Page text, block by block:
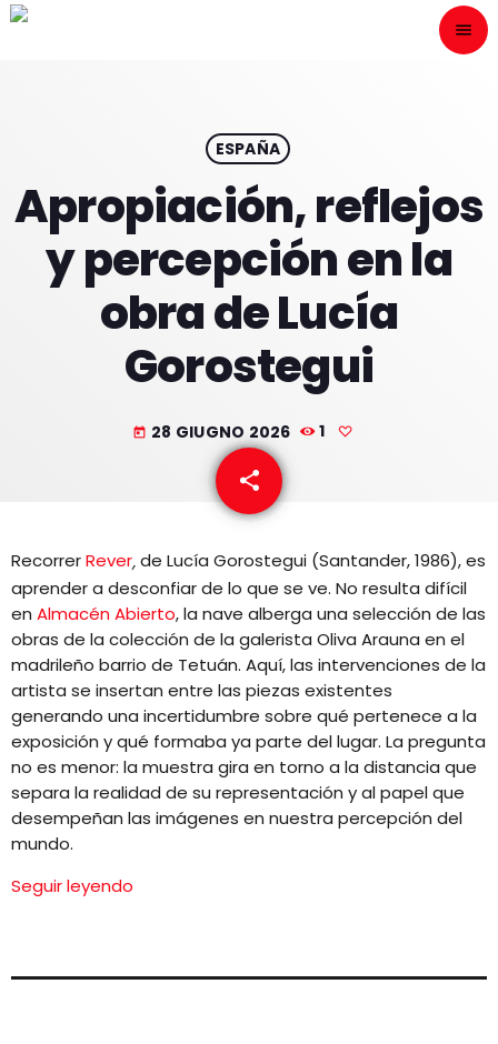
menu
play_arrow ONAIR
NUESTRAS FRECUENCIAS
NOTICIAS
CONTACTO
ESPAÑA
Apropiación, reflejos
y percepción en la
obra de Lucía
Gorostegui
today 28 GIUGNO 2026 1
share
email
RecorrerRever,de Lucía Gorostegui (Santander, 1986), es
aprender a desconfiar de lo que se ve. No resulta difícil
en Almacén Abierto, la nave alberga una selección de las
obras de la colección de la galerista Oliva Arauna en el
madrileño barrio de Tetuán. Aquí, las intervenciones de la
artista se insertan entre las piezas existentes
generando una incertidumbre sobre qué pertenece a la
exposición y qué formaba ya parte del lugar. La pregunta
no es menor: la muestra gira en torno a la distancia que
separa la realidad de su representación y al papel que
desempeñan las imágenes en nuestra percepción del
mundo.
Seguir leyendo